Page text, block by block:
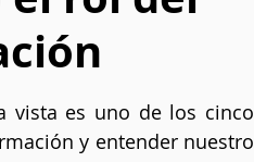
vista es uno de los cinco
y entender nuestro